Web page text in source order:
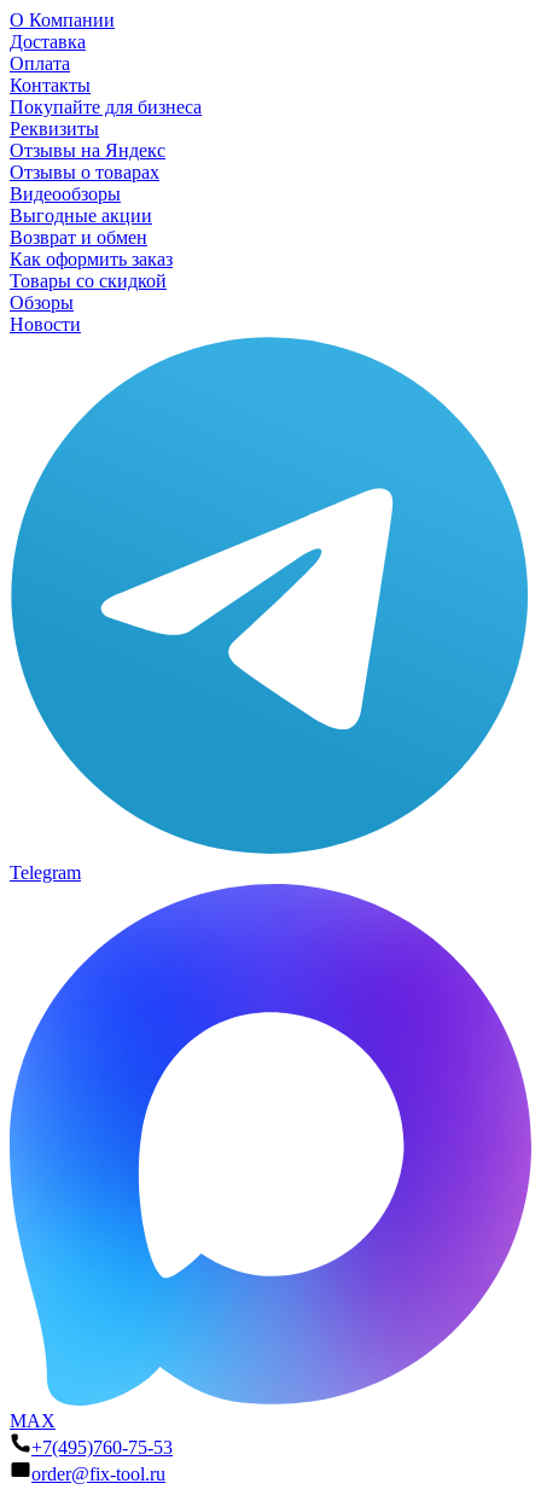
О Компании
Доставка
Оплата
Контакты
Покупайте для бизнеса
Реквизиты
Отзывы на Яндекс
Отзывы о товарах
Видеообзоры
Выгодные акции
Возврат и обмен
Как оформить заказ
Товары со скидкой
Обзоры
Новости
Telegram
MAX
+7(495)760-75-53
order@fix-tool.ru